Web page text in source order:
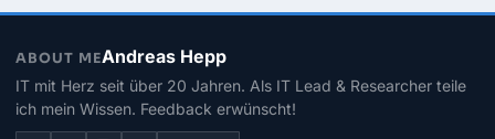
ABOUT MEAndreas Hepp
IT mit Herz seit über 20 Jahren. Als IT Lead & Researcher teile
ich mein Wissen. Feedback erwünscht!